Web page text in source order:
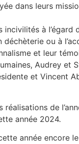
dans leurs
à l’égard
ou à
et leur
Audrey et
et Vincent
de
année 2024.
année encore